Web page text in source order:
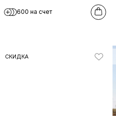
ПОВОРОТНЫМ ЗАМКОМ ОТ BE
NICE600 на счет
СКИДКА